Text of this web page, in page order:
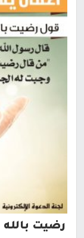
رضيت بالله